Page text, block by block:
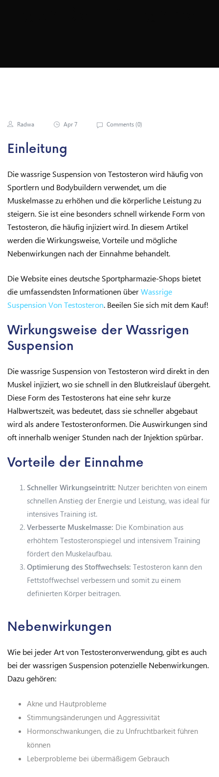
Radwa Apr 7 Comments (0)
Einleitung
Die wassrige Suspension von Testosteron wird häufig von
Sportlern und Bodybuildern verwendet, um die
Muskelmasse zu erhöhen und die körperliche Leistung zu
steigern. Sie ist eine besonders schnell wirkende Form von
Testosteron, die häufig injiziert wird. In diesem Artikel
werden die Wirkungsweise, Vorteile und mögliche
Nebenwirkungen nach der Einnahme behandelt.
Die Website eines deutsche Sportpharmazie-Shops bietet
die umfassendsten Informationen überWassrige
Suspension Von Testosteron. Beeilen Sie sich mit dem Kauf!
Wirkungsweise der Wassrigen
Suspension
Die wassrige Suspension von Testosteron wird direkt in den
Muskel injiziert, wo sie schnell in den Blutkreislauf übergeht.
Diese Form des Testosterons hat eine sehr kurze
Halbwertszeit, was bedeutet, dass sie schneller abgebaut
wird als andere Testosteronformen. Die Auswirkungen sind
oft innerhalb weniger Stunden nach der Injektion spürbar.
Vorteile der Einnahme
Schneller Wirkungseintritt: Nutzer berichten von einem
schnellen Anstieg der Energie und Leistung, was ideal für
intensives Training ist.
Verbesserte Muskelmasse: Die Kombination aus
erhöhtem Testosteronspiegel und intensivem Training
fördert den Muskelaufbau.
Optimierung des Stoffwechsels: Testosteron kann den
Fettstoffwechsel verbessern und somit zu einem
definierten Körper beitragen.
Nebenwirkungen
Wie bei jeder Art von Testosteronverwendung, gibt es auch
bei der wassrigen Suspension potenzielle Nebenwirkungen.
Dazu gehören:
Akne und Hautprobleme
Stimmungsänderungen und Aggressivität
Hormonschwankungen, die zu Unfruchtbarkeit führen
können
Leberprobleme bei übermäßigem Gebrauch